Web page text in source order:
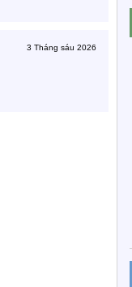
3 Tháng sáu 2026